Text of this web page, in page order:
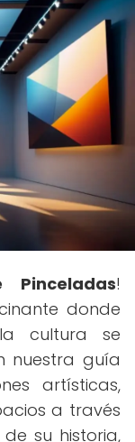
Pinceladas!
donde
cultura se
nuestra guía
artísticas,
a través
su historia,